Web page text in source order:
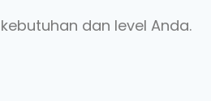
dan level Anda.